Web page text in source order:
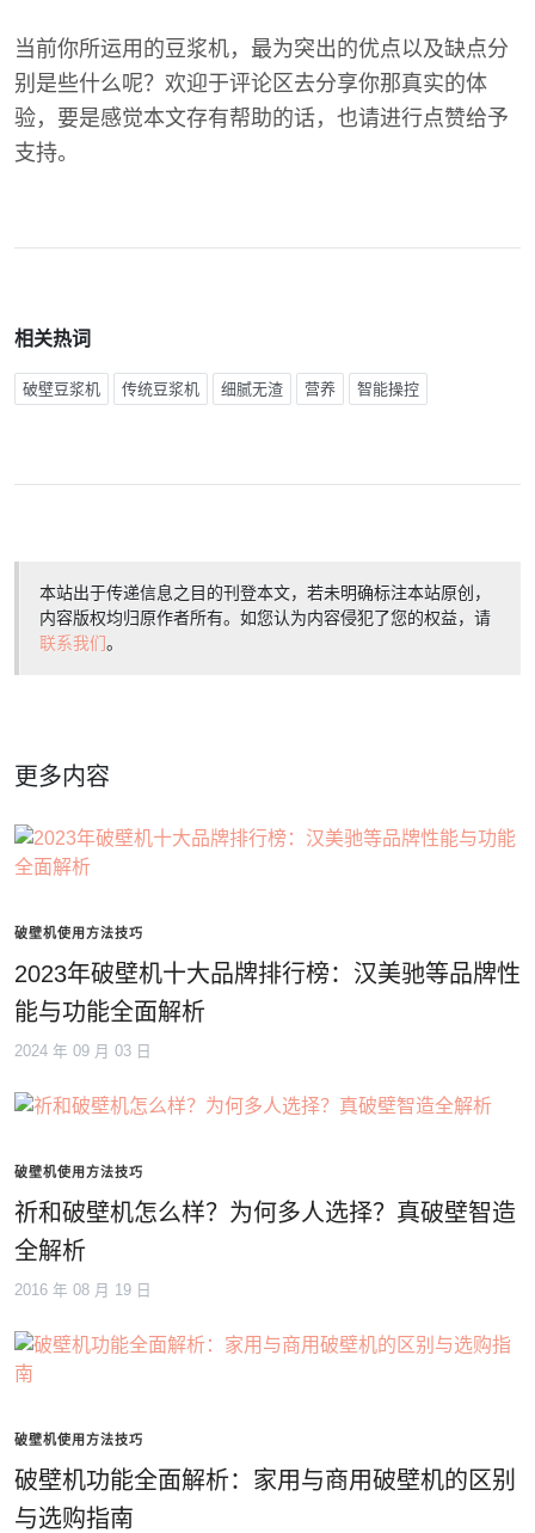
当前你所运用的豆浆机，最为突出的优点以及缺点分
别是些什么呢？欢迎于评论区去分享你那真实的体
验，要是感觉本文存有帮助的话，也请进行点赞给予
支持。
相关热词
破壁豆浆机 传统豆浆机 细腻无渣 营养 智能操控
本站出于传递信息之目的刊登本文，若未明确标注本站原创，
内容版权均归原作者所有。如您认为内容侵犯了您的权益，请
联系我们。
更多内容
破壁机使用方法技巧
2023年破壁机十大品牌排行榜：汉美驰等品牌性
能与功能全面解析
2024 年 09 月 03 日
破壁机使用方法技巧
祈和破壁机怎么样？为何多人选择？真破壁智造
全解析
2016 年 08 月 19 日
破壁机使用方法技巧
破壁机功能全面解析：家用与商用破壁机的区别
与选购指南